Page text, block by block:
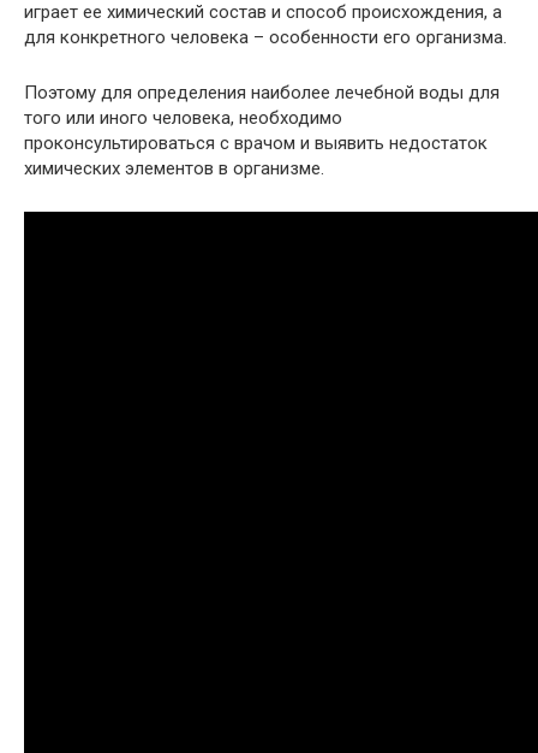
играет ее химический состав и способ происхождения, а
для конкретного человека – особенности его организма.
Поэтому для определения наиболее лечебной воды для
того или иного человека, необходимо
проконсультироваться с врачом и выявить недостаток
химических элементов в организме.